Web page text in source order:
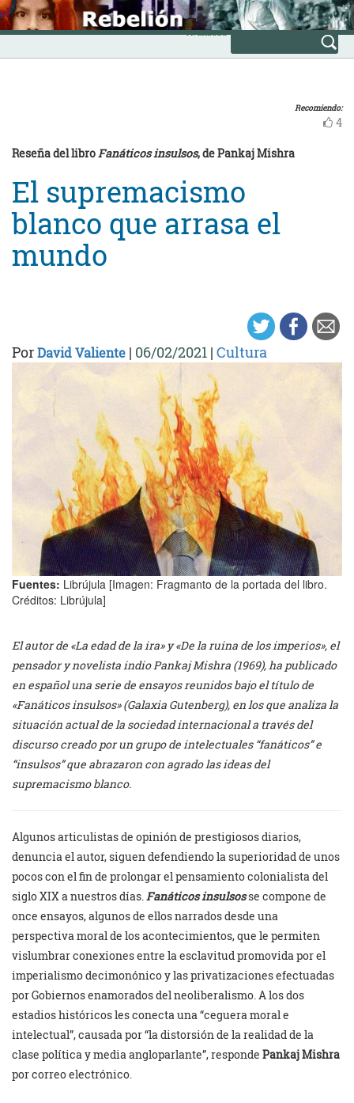
Skip
to
content
INICIO
Avanzada
Recomiendo:
4
Reseña del libroFanáticos insulsos, de Pankaj Mishra
El supremacismo
blanco que arrasa el
mundo
PorDavid Valiente | 06/02/2021 | Cultura
Fuentes: Librújula [Imagen: Fragmanto de la portada del libro.
Créditos: Librújula]
El autor de «La edad de la ira» y «De la ruina de los imperios», el
pensador y novelista indio Pankaj Mishra (1969), ha publicado
en español una serie de ensayos reunidos bajo el título de
«Fanáticos insulsos» (Galaxia Gutenberg), en los que analiza la
situación actual de la sociedad internacional a través del
discurso creado por un grupo de intelectuales “fanáticos” e
“insulsos” que abrazaron con agrado las ideas del
supremacismo blanco.
Algunos articulistas de opinión de prestigiosos diarios,
denuncia el autor, siguen defendiendo la superioridad de unos
pocos con el fin de prolongar el pensamiento colonialista del
siglo XIX a nuestros días.Fanáticos insulsosse compone de
once ensayos, algunos de ellos narrados desde una
perspectiva moral de los acontecimientos, que le permiten
vislumbrar conexiones entre la esclavitud promovida por el
imperialismo decimonónico y las privatizaciones efectuadas
por Gobiernos enamorados del neoliberalismo. A los dos
estadios históricos les conecta una “ceguera moral e
intelectual”, causada por “la distorsión de la realidad de la
clase política y media angloparlante”, responde Pankaj Mishra
por correo electrónico.